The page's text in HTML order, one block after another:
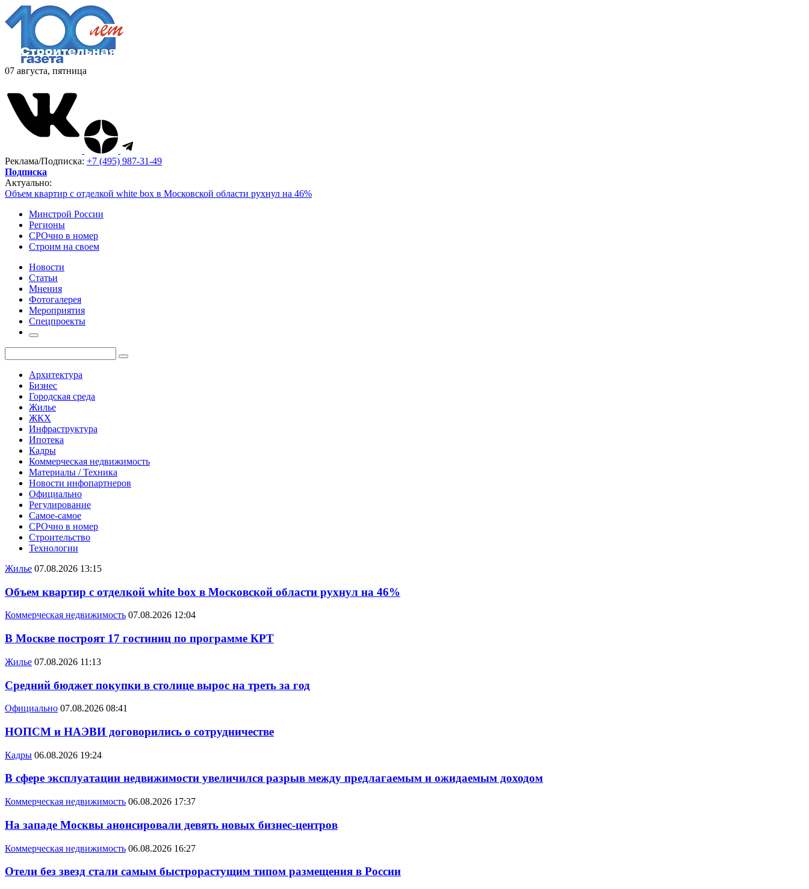
07 августа, пятница
Реклама/Подписка: +7 (495) 987-31-49
Подписка
Актуально:
Объем квартир с отделкой white box в Московской области рухнул на 46%
Минстрой России
Регионы
СРОчно в номер
Строим на своем
Новости
Статьи
Мнения
Фотогалерея
Мероприятия
Спецпроекты
Архитектура
Бизнес
Городская среда
Жилье
ЖКХ
Инфраструктура
Ипотека
Кадры
Коммерческая недвижимость
Материалы / Техника
Новости инфопартнеров
Официально
Регулирование
Самое-самое
СРОчно в номер
Строительство
Технологии
Жилье 07.08.2026 13:15
Объем квартир с отделкой white box в Московской области рухнул на 46%
Коммерческая недвижимость 07.08.2026 12:04
В Москве построят 17 гостиниц по программе КРТ
Жилье 07.08.2026 11:13
Средний бюджет покупки в столице вырос на треть за год
Официально 07.08.2026 08:41
НОПСМ и НАЭВИ договорились о сотрудничестве
Кадры 06.08.2026 19:24
В сфере эксплуатации недвижимости увеличился разрыв между предлагаемым и ожидаемым доходом
Коммерческая недвижимость 06.08.2026 17:37
На западе Москвы анонсировали девять новых бизнес-центров
Коммерческая недвижимость 06.08.2026 16:27
Отели без звезд стали самым быстрорастущим типом размещения в России